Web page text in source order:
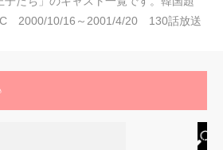
2000/10/16～2001/4/20 130話放送